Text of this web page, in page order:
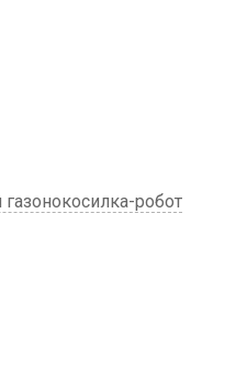
робот